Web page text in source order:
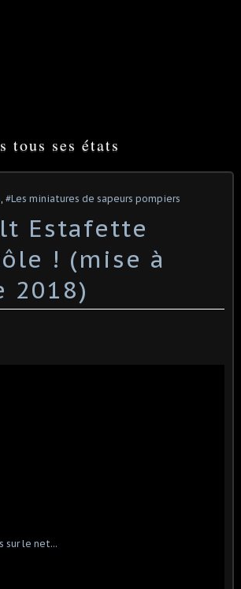
tous ses états
, #Les miniatures de sapeurs pompiers
Estafette
! (mise à
2018)